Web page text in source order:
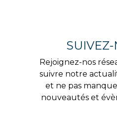
SUIVEZ-
Rejoignez-nos
suivre notre
et ne pas
nouveautés et